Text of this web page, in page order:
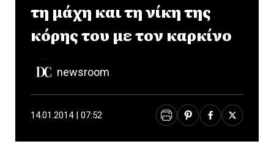
τη μάχη και τη νίκη της
κόρης του με τον καρκίνο
newsroom
14.01.2014 | 07:52